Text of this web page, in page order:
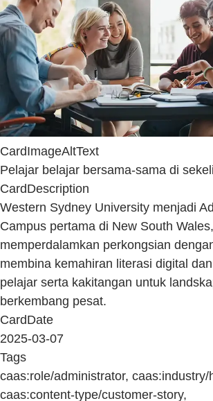
CardImageAltText
Pelajar belajar bersama-sama di
CardDescription
Western Sydney University menjadi
Campus pertama di New South Wales,
memperdalamkan perkongsian
membina kemahiran literasi digital
pelajar serta kakitangan untuk
berkembang pesat.
CardDate
2025-03-07
Tags
caas:role/administrator, caas:industry/
caas:content-type/customer-story,